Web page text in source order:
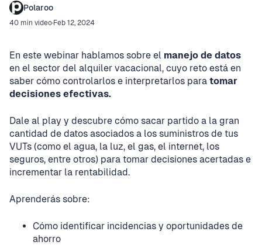
Polaroo
40 min video·Feb 12, 2024
En este webinar hablamos sobre el manejo de datos
en el sector del alquiler vacacional, cuyo reto está en
saber cómo controlarlos e interpretarlos para tomar
decisiones efectivas.
Dale al play y descubre cómo sacar partido a la gran
cantidad de datos asociados a los suministros de tus
VUTs (como el agua, la luz, el gas, el internet, los
seguros, entre otros) para tomar decisiones acertadas e
incrementar la rentabilidad.
Aprenderás sobre:
Cómo identificar incidencias y oportunidades de
ahorro